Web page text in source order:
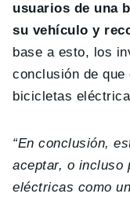
usuarios de una
su vehículo y
base a esto, los
conclusión de
bicicletas
“En conclusión,
aceptar, o incluso
eléctricas como